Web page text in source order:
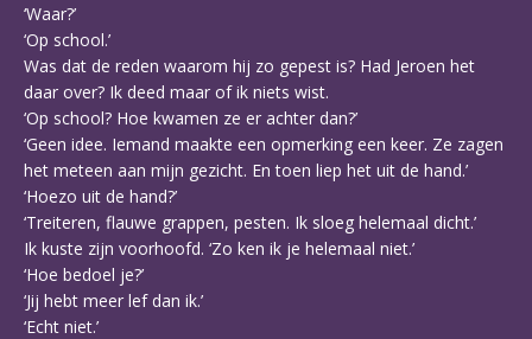
‘Waar?’
‘Op school.’
Was dat de reden waarom hij zo gepest is? Had Jeroen het
daar over? Ik deed maar of ik niets wist.
‘Op school? Hoe kwamen ze er achter dan?’
‘Geen idee. Iemand maakte een opmerking een keer. Ze zagen
het meteen aan mijn gezicht. En toen liep het uit de hand.’
‘Hoezo uit de hand?’
‘Treiteren, flauwe grappen, pesten. Ik sloeg helemaal dicht.’
Ik kuste zijn voorhoofd. ‘Zo ken ik je helemaal niet.’
‘Hoe bedoel je?’
‘Jij hebt meer lef dan ik.’
‘Echt niet.’